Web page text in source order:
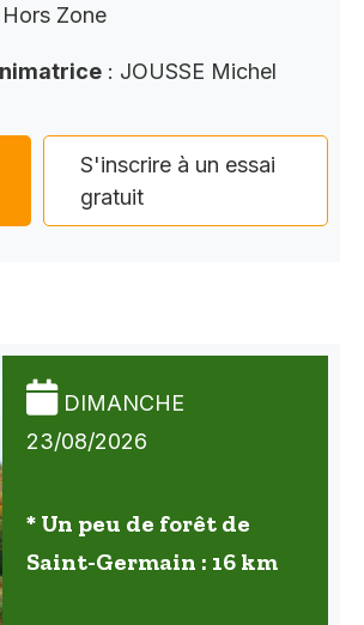
Zone
: JOUSSE Michel
S'inscrire à un essai
gratuit
DIMANCHE
23/08/2026
* Un peu de forêt de
Saint-Germain : 16 km